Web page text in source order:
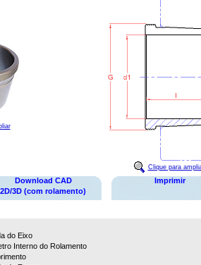
Clique para
Download CAD
2D/3D (com rolamento)
Imprimir
do Eixo
Interno do Rolamento